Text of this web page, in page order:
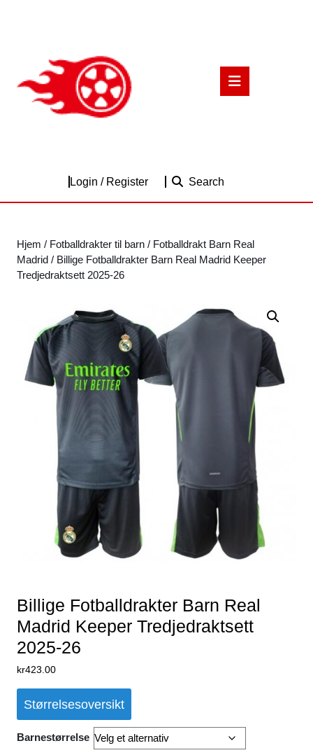
Login / RegisterLogin
Search
Hjem / Fotballdrakter til barn / Fotballdrakt Barn Real
Madrid / Billige Fotballdrakter Barn Real Madrid Keeper
Tredjedraktsett 2025-26
Billige Fotballdrakter Barn Real
Madrid Keeper Tredjedraktsett
2025-26
kr423.00
Størrelsesoversikt
Barnestørrelse